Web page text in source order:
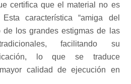
certifica que el material no es
característica “amiga del
de los grandes estigmas de las
facilitando su
lo que se traduce
calidad de ejecución en